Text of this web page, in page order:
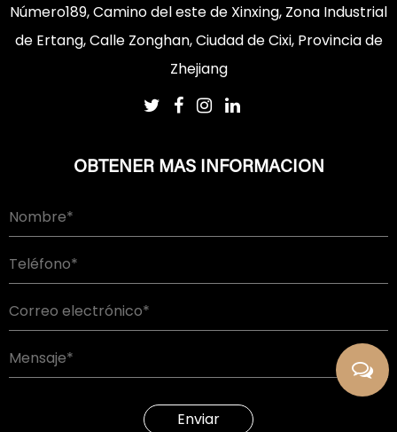
Número189, Camino del este de Xinxing, Zona Industrial
de Ertang, Calle Zonghan, Ciudad de Cixi, Provincia de
Zhejiang
OBTENER MAS INFORMACION
Enviar